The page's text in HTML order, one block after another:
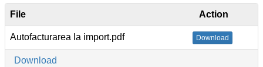
File Action
Autofacturarea la import.pdf Download
Download